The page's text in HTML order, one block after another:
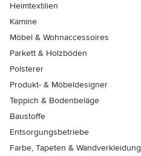
Heimtextilien
Kamine
Möbel & Wohnaccessoires
Parkett & Holzböden
Polsterer
Produkt- & Möbeldesigner
Teppich & Bodenbeläge
Baustoffe
Entsorgungsbetriebe
Farbe, Tapeten & Wandverkleidung